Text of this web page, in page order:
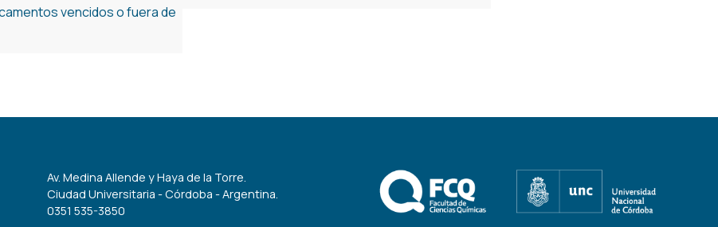
vencidos o fuera de
Av. Medina Allende y Haya de la Torre.
Ciudad Universitaria - Córdoba - Argentina.
0351 535-3850